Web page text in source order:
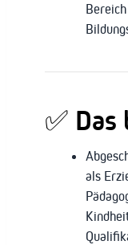
✅
als